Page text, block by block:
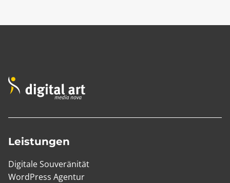
Leistungen
Digitale Souveränität
WordPress Agentur